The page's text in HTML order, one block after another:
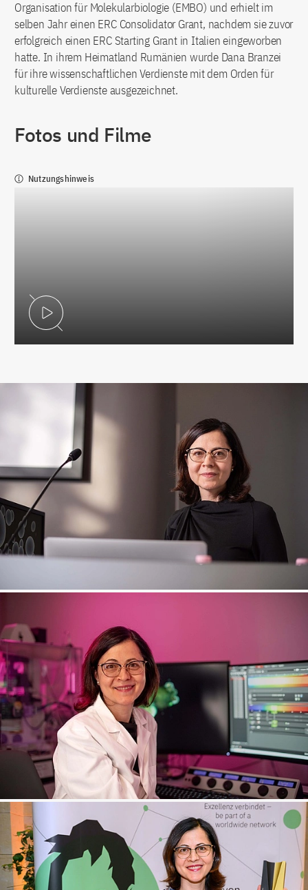
Organisation für Molekularbiologie (EMBO) und erhielt im
selben Jahr einen ERC Consolidator Grant, nachdem sie zuvor
erfolgreich einen ERC Starting Grant in Italien eingeworben
hatte. In ihrem Heimatland Rumänien wurde Dana Branzei
für ihre wissenschaftlichen Verdienste mit dem Orden für
kulturelle Verdienste ausgezeichnet.
Fotos und Filme
Nutzungshinweis